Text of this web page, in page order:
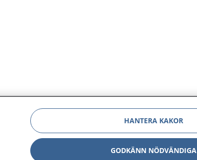
HANTERA KAKOR
GODKÄNN NÖDVÄNDIGA